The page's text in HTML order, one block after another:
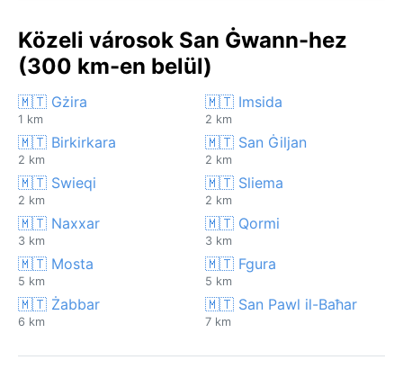
Közeli városok San Ġwann-hez
(300 km-en belül)
🇲🇹 Gżira
1 km
🇲🇹 Imsida
2 km
🇲🇹 Birkirkara
2 km
🇲🇹 San Ġiljan
2 km
🇲🇹 Swieqi
2 km
🇲🇹 Sliema
2 km
🇲🇹 Naxxar
3 km
🇲🇹 Qormi
3 km
🇲🇹 Mosta
5 km
🇲🇹 Fgura
5 km
🇲🇹 Żabbar
6 km
🇲🇹 San Pawl il-Baħar
7 km